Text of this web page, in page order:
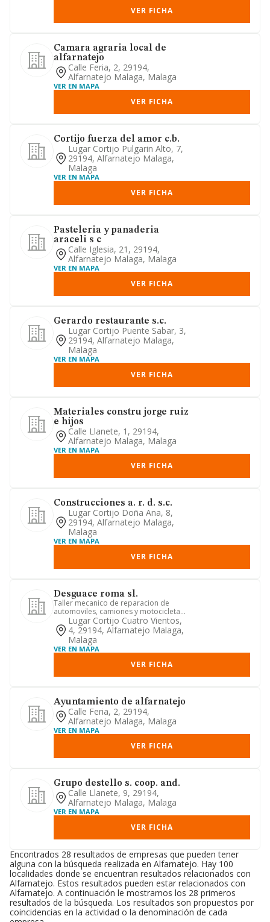
VER FICHA
Camara agraria local de
alfarnatejo
Calle Feria, 2, 29194,
Alfarnatejo Malaga, Malaga
VER EN MAPA
VER FICHA
Cortijo fuerza del amor c.b.
Lugar Cortijo Pulgarin Alto, 7,
29194, Alfarnatejo Malaga,
Malaga
VER EN MAPA
VER FICHA
Pasteleria y panaderia
araceli s c
Calle Iglesia, 21, 29194,
Alfarnatejo Malaga, Malaga
VER EN MAPA
VER FICHA
Gerardo restaurante s.c.
Lugar Cortijo Puente Sabar, 3,
29194, Alfarnatejo Malaga,
Malaga
VER EN MAPA
VER FICHA
Materiales constru jorge ruiz
e hijos
Calle Llanete, 1, 29194,
Alfarnatejo Malaga, Malaga
VER EN MAPA
VER FICHA
Construcciones a. r. d. s.c.
Lugar Cortijo Doña Ana, 8,
29194, Alfarnatejo Malaga,
Malaga
VER EN MAPA
VER FICHA
Desguace roma sl.
Taller mecanico de reparacion de
automoviles, camiones y motocicletas,
chapa y pintura, lavado y en...
Lugar Cortijo Cuatro Vientos,
4, 29194, Alfarnatejo Malaga,
Malaga
VER EN MAPA
VER FICHA
Ayuntamiento de alfarnatejo
Calle Feria, 2, 29194,
Alfarnatejo Malaga, Malaga
VER EN MAPA
VER FICHA
Grupo destello s. coop. and.
Calle Llanete, 9, 29194,
Alfarnatejo Malaga, Malaga
VER EN MAPA
VER FICHA
Encontrados 28 resultados de empresas que pueden tener
alguna con la búsqueda realizada en Alfarnatejo. Hay 100
localidades donde se encuentran resultados relacionados con
Alfarnatejo. Estos resultados pueden estar relacionados con
Alfarnatejo. A continuación le mostramos los 28 primeros
resultados de la búsqueda. Los resultados son propuestos por
coincidencias en la actividad o la denominación de cada